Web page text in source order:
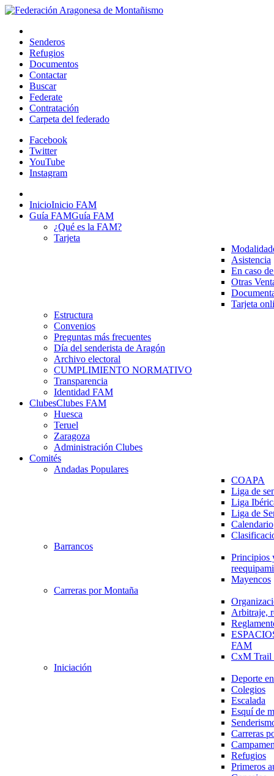
Senderos
Refugios
Documentos
Contactar
Buscar
Federate
Contratación
Carpeta del federado
Facebook
Twitter
YouTube
Instagram
InicioInicio FAM
Guía FAMGuía FAM
¿Qué es la FAM?
Tarjeta
Asistencia
En caso
Otras
Tarjeta
Estructura
Convenios
Preguntas más frecuentes
Día del senderista de Aragón
Archivo electoral
CUMPLIMIENTO NORMATIVO
Transparencia
Identidad FAM
ClubesClubes FAM
Huesca
Teruel
Zaragoza
Administración Clubes
Comités
Andadas Populares
COAPA
Liga de
Liga
Liga de
Calendario
Barrancos
Principios
Mayencos
Carreras por Montaña
Arbitraje,
FAM
CxM
Iniciación
Deporte
Colegios
Escalada
Esquí de
Carreras
Refugios
Primeros